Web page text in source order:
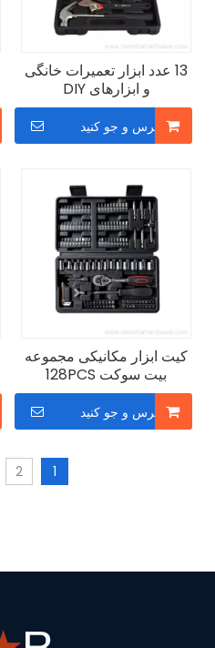
13 عدد ابزار تعمیرات خانگی
و ابزارهای DIY
پرس و جو کنید
کیت ابزار مکانیکی مجموعه
بیت سوکت 128PCS
پرس و جو کنید
1
2